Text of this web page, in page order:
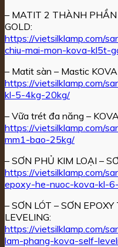
– MATIT 2 THÀNH
GOLD:
https://vietsilklamp.com/
chiu-mai-mon-kova-kl5t-
– Matit sàn – Mastic
https://vietsilklamp.com/
kl-5-4kg-20kg/
– Vữa trét đa năng –
https://vietsilklamp.com/
mm1-bao-25kg/
– SƠN PHỦ KIM LOẠI –
https://vietsilklamp.com/
epoxy-he-nuoc-kova-kl-
– SƠN LÓT – SƠN
LEVELING:
https://vietsilklamp.com/
lam-phang-kova-self-